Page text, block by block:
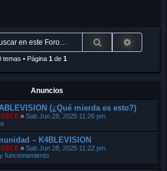
Buscar
temas • Página 1 de 1
Anuncios
(¿Qué mierda es esto?)
« Sab Jun 28, 2025 11:26 pm
– K4BLEVISION
« Sab Jun 28, 2025 11:22 pm
funcionamiento